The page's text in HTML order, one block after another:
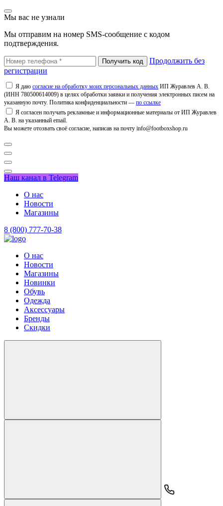
Мы вас не узнали
Мы отправим на номер SMS-сообщение с кодом
подтверждения.
Продолжить без
регистрации
Я даю согласие на обработку моих персональных данных ИП Журавлев А. В.
(ИНН 780500614009) в целях обработки заявки и получения электронных писем на
указанную почту. Политика конфиденциальности — по ссылке
Я согласен получать рекламные и информационные материалы от ИП Журавлев
А. В. на указанный email.
Вы можете отозвать своё согласие, написав на почту info@footboxshop.ru
Наш канал в Telegram
О нас
Новости
Магазины
8 (800) 777-70-38
О нас
Новости
Магазины
Новинки
Обувь
Одежда
Аксессуары
Бренды
Скидки